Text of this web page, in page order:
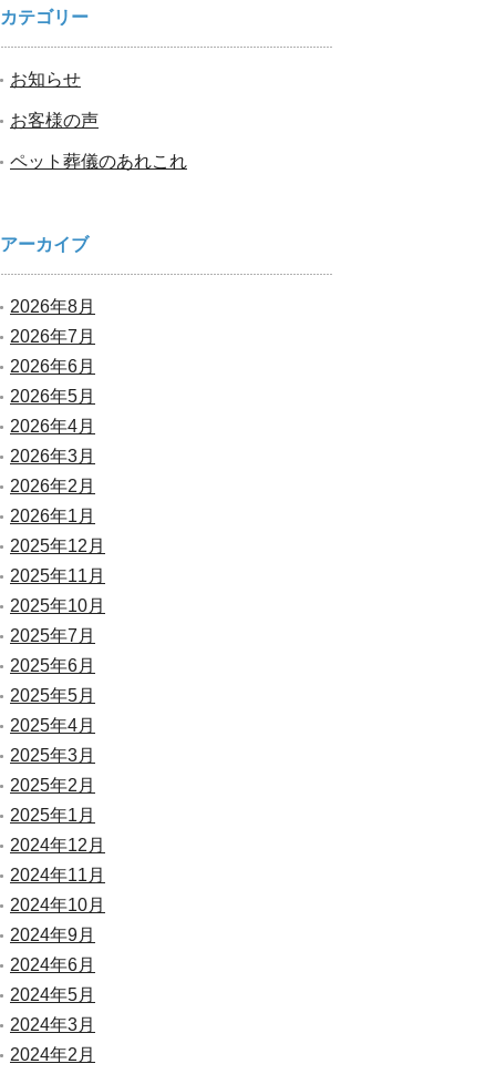
カテゴリー
お知らせ
お客様の声
ペット葬儀のあれこれ
アーカイブ
2026年8月
2026年7月
2026年6月
2026年5月
2026年4月
2026年3月
2026年2月
2026年1月
2025年12月
2025年11月
2025年10月
2025年7月
2025年6月
2025年5月
2025年4月
2025年3月
2025年2月
2025年1月
2024年12月
2024年11月
2024年10月
2024年9月
2024年6月
2024年5月
2024年3月
2024年2月